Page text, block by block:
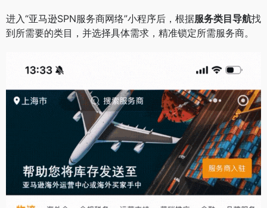
进入“亚马逊SPN服务商网络”小程序后，根据服务类目导航找
到所需要的类目，并选择具体需求，精准锁定所需服务商。